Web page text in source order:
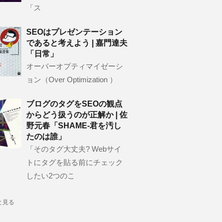
「ス
SEOはプレゼンテーション
であると考えよう | 嘉門達夫
「日常」
オーバーオプティマイゼーシ
ョン（Over Optimization ）
ブログのタグをSEOの観点
からどう扱うのが正解か | 佐
野元春「SHAME-君を汚し
たのは誰」
「そのタグ大丈夫? Webサイ
トにタグを貼る前にチェック
したい2つのこ
見る